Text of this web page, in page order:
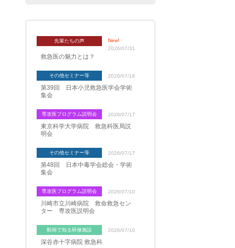
先輩たちの声
New!
2026/07/31
救急医の魅力とは？
その他セミナー等 2026/07/18
第39回 日本小児救急医学会学術
集会
専攻医プログラム説明会 2026/07/17
東京科学大学病院 救急科医局説
明会
その他セミナー等 2026/07/17
第48回 日本中毒学会総会・学術
集会
専攻医プログラム説明会 2026/07/10
川崎市立川崎病院 救命救急セン
ター 専攻医説明会
動画で知る研修施設 2026/07/10
深谷赤十字病院 救急科